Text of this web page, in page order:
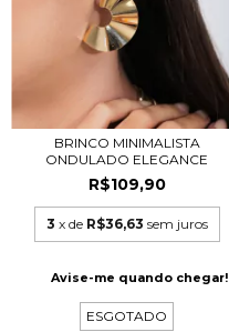
BRINCO MINIMALISTA
ONDULADO ELEGANCE
R$109,90
3 x de R$36,63 sem juros
Avise-me quando chegar!
ESGOTADO